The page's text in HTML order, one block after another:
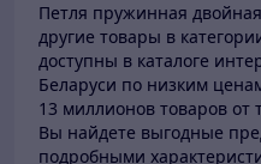
Петля пружинная
другие товары в
доступны в каталоге
Беларуси по низким
13 миллионов товаров от
Вы найдете выгодные
подробными